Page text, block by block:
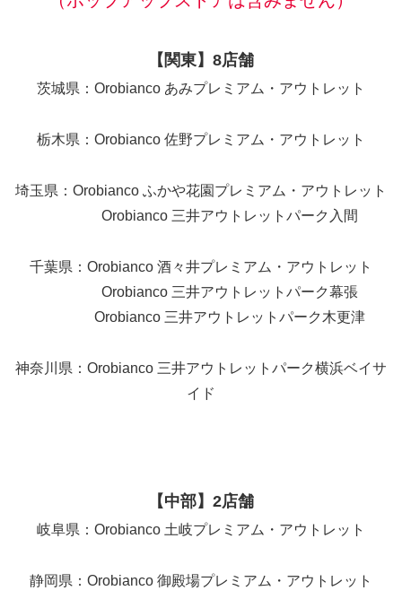
【関東】8店舗
茨城県：Orobianco あみプレミアム・アウトレット
栃木県：Orobianco 佐野プレミアム・アウトレット
埼玉県：Orobianco ふかや花園プレミアム・アウトレット
Orobianco 三井アウトレットパーク入間
千葉県：Orobianco 酒々井プレミアム・アウトレット
Orobianco 三井アウトレットパーク幕張
Orobianco 三井アウトレットパーク木更津
神奈川県：Orobianco 三井アウトレットパーク横浜ベイサ
イド
【中部】2店舗
岐阜県：Orobianco 土岐プレミアム・アウトレット
静岡県：Orobianco 御殿場プレミアム・アウトレット